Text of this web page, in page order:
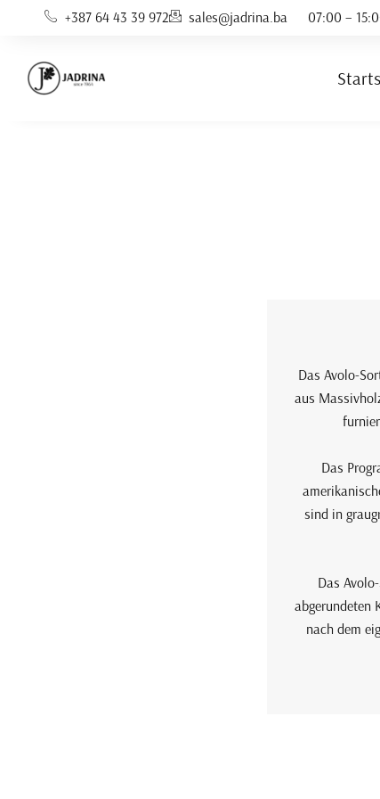
+387 64 43 39 972 sales@jadrina.ba 07:00 –
Das Avolo-
aus
Das
sind in
Das
abgerundeten
nach dem